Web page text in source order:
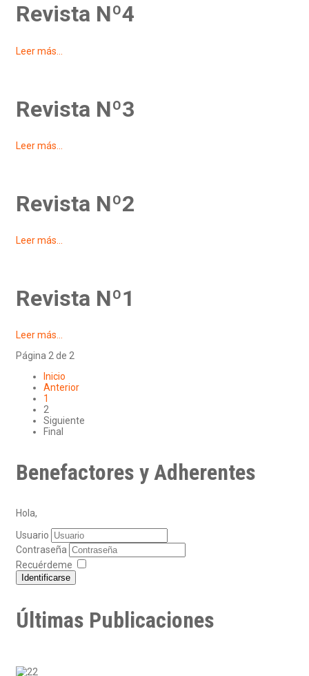
Revista Nº4
Leer más...
Revista Nº3
Leer más...
Revista Nº2
Leer más...
Revista Nº1
Leer más...
Página 2 de 2
Inicio
Anterior
1
2
Siguiente
Final
Benefactores y Adherentes
Hola,
Usuario
Contraseña
Recuérdeme
Identificarse
Últimas Publicaciones